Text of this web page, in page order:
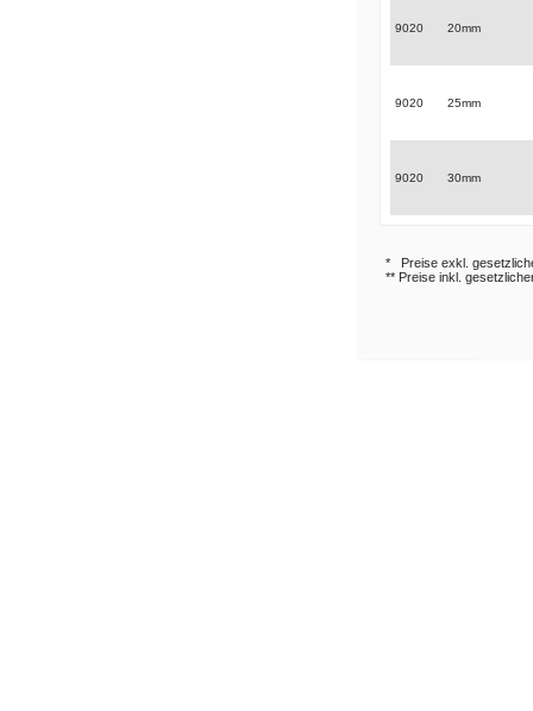
9020 20mm
9020 25mm
9020 30mm
* Preise exkl.
** Preise inkl.